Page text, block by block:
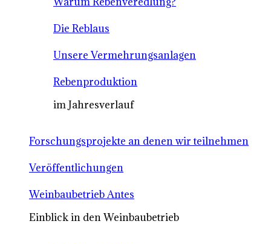
Die Reblaus
Unsere Vermehrungsanlagen
Rebenproduktion
im Jahresverlauf
Forschungsprojekte an denen wir teilnehmen
Veröffentlichungen
Weinbaubetrieb Antes
Einblick in den Weinbaubetrieb